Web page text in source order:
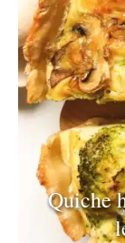
Quiche